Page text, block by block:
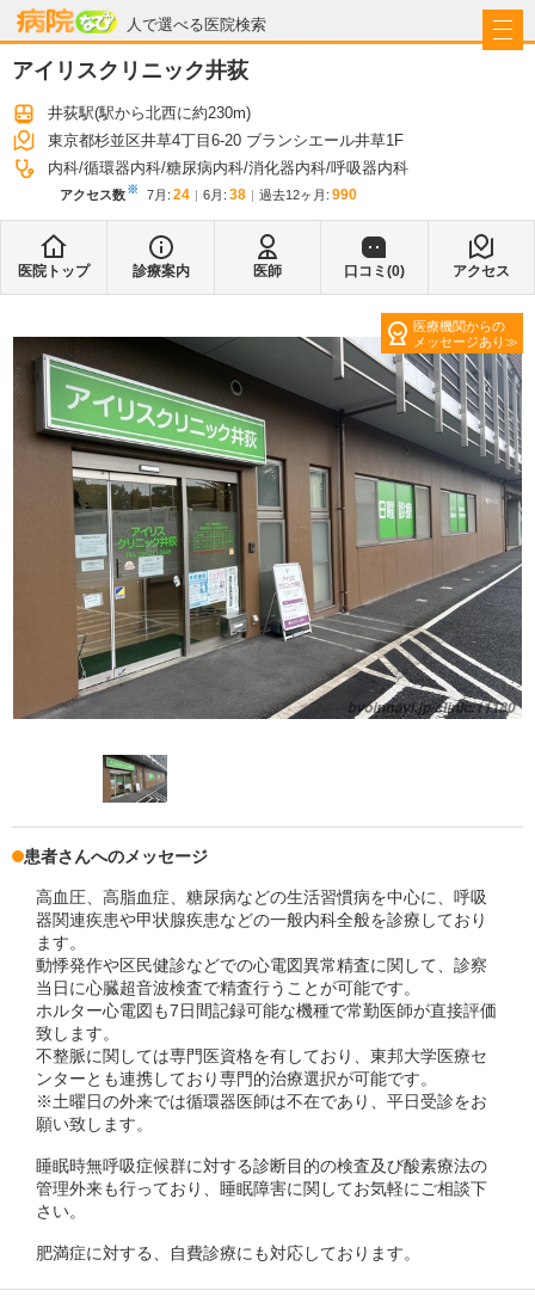
人で選べる医院検索
病院なび
アイリスクリニック井荻
井荻駅(駅から北西に約230m)
東京都杉並区井草4丁目6-20 ブランシエール井草1F
内科 循環器内科 糖尿病内科 消化器内科 呼吸器内科
アクセス数※ 7月 : 24 6月 : 38 過去12ヶ月: 990
医院トップ 診療案内 医師 口コミ(0) アクセス
医療機関からの
メッセージあり
患者さんへのメッセージ
高血圧、高脂血症、糖尿病などの生活習慣病を中心に、呼吸
器関連疾患や甲状腺疾患などの一般内科全般を診療しており
ます。
動悸発作や区民健診などでの心電図異常精査に関して、診察
当日に心臓超音波検査で精査行うことが可能です。
ホルター心電図も7日間記録可能な機種で常勤医師が直接評価
致します。
不整脈に関しては専門医資格を有しており、東邦大学医療セ
ンターとも連携しており専門的治療選択が可能です。
※土曜日の外来では循環器医師は不在であり、平日受診をお
願い致します。
睡眠時無呼吸症候群に対する診断目的の検査及び酸素療法の
管理外来も行っており、睡眠障害に関してお気軽にご相談下
さい。
肥満症に対する、自費診療にも対応しております。